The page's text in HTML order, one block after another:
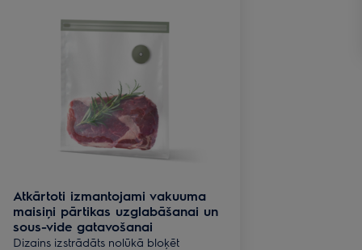
Atkārtoti izmantojami vakuuma
maisiņi pārtikas uzglabāšanai un
sous-vide gatavošanai
Dizains izstrādāts nolūkā bloķēt